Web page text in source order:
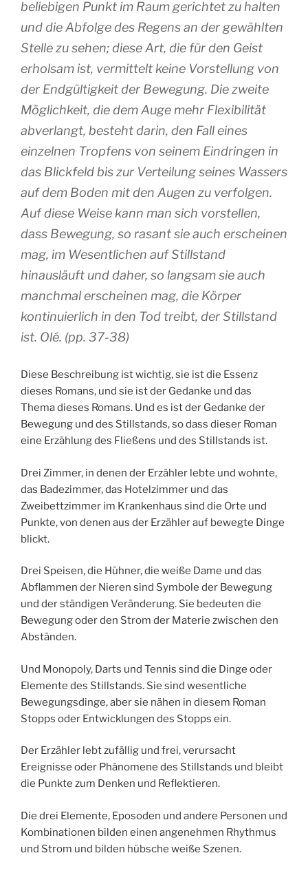
beliebigen Punkt im Raum gerichtet zu halten
und die Abfolge des Regens an der gewählten
Stelle zu sehen; diese Art, die für den Geist
erholsam ist, vermittelt keine Vorstellung von
der Endgültigkeit der Bewegung. Die zweite
Möglichkeit, die dem Auge mehr Flexibilität
abverlangt, besteht darin, den Fall eines
einzelnen Tropfens von seinem Eindringen in
das Blickfeld bis zur Verteilung seines Wassers
auf dem Boden mit den Augen zu verfolgen.
Auf diese Weise kann man sich vorstellen,
dass Bewegung, so rasant sie auch erscheinen
mag, im Wesentlichen auf Stillstand
hinausläuft und daher, so langsam sie auch
manchmal erscheinen mag, die Körper
kontinuierlich in den Tod treibt, der Stillstand
ist. Olé. (pp. 37-38)
Diese Beschreibung ist wichtig, sie ist die Essenz
dieses Romans, und sie ist der Gedanke und das
Thema dieses Romans. Und es ist der Gedanke der
Bewegung und des Stillstands, so dass dieser Roman
eine Erzählung des Fließens und des Stillstands ist.
Drei Zimmer, in denen der Erzähler lebte und wohnte,
das Badezimmer, das Hotelzimmer und das
Zweibettzimmer im Krankenhaus sind die Orte und
Punkte, von denen aus der Erzähler auf bewegte Dinge
blickt.
Drei Speisen, die Hühner, die weiße Dame und das
Abflammen der Nieren sind Symbole der Bewegung
und der ständigen Veränderung. Sie bedeuten die
Bewegung oder den Strom der Materie zwischen den
Abständen.
Und Monopoly, Darts und Tennis sind die Dinge oder
Elemente des Stillstands. Sie sind wesentliche
Bewegungsdinge, aber sie nähen in diesem Roman
Stopps oder Entwicklungen des Stopps ein.
Der Erzähler lebt zufällig und frei, verursacht
Ereignisse oder Phänomene des Stillstands und bleibt
die Punkte zum Denken und Reflektieren.
Die drei Elemente, Eposoden und andere Personen und
Kombinationen bilden einen angenehmen Rhythmus
und Strom und bilden hübsche weiße Szenen.